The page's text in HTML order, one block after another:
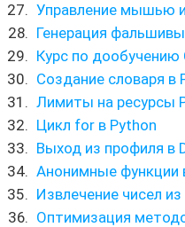
Управление мышью
Генерация
Курс по дообучению
Создание словаря в
Лимиты на ресурсы
Цикл for в Python
Выход из профиля в
Анонимные функции
Извлечение чисел
Оптимизация